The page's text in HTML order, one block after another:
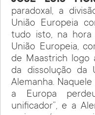
paradoxal, a
União Europeia
tudo isto, na
União Europeia,
de Maastrich logo
da dissolução da
Alemanha.
a Europa
unificador”, e a